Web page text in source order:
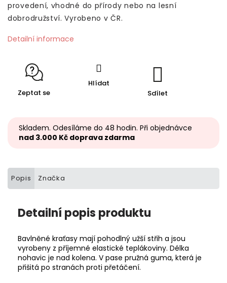
provedení, vhodné do přírody nebo na lesní
dobrodružství. Vyrobeno v ČR.
Detailní informace
Zeptat se
Hlídat
Sdílet
Skladem. Odesíláme do 48 hodin. Při objednávce
nad 3.000 Kč doprava zdarma
Popis Značka
Detailní popis produktu
Bavlněné kraťasy mají pohodlný užší střih a jsou
vyrobeny z příjemné elastické teplákoviny. Délka
nohavic je nad kolena. V pase pružná guma, která je
přišitá po stranách proti přetáčení.